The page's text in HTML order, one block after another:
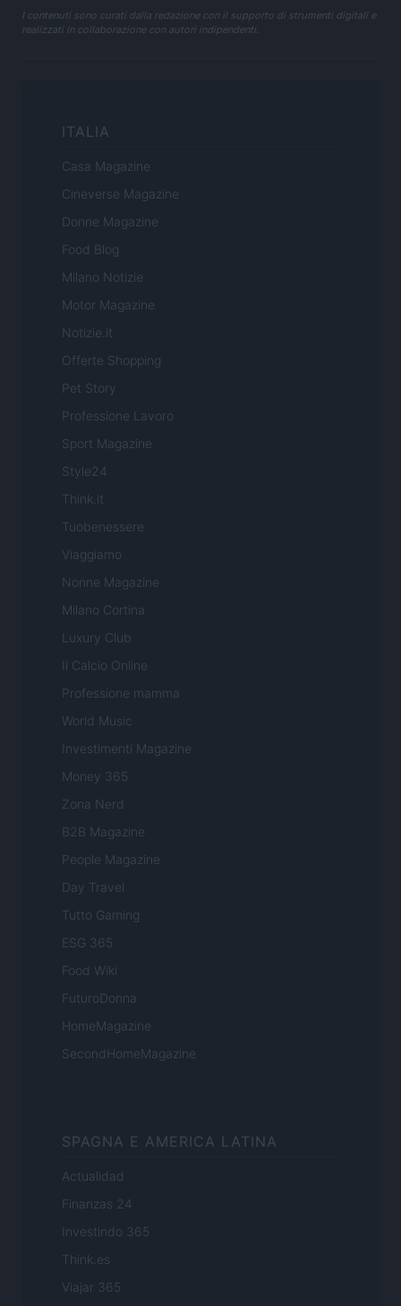
I contenuti sono curati dalla redazione con il supporto di strumenti digitali e
realizzati in collaborazione con autori indipendenti.
ITALIA
Casa Magazine
Cineverse Magazine
Donne Magazine
Food Blog
Milano Notizie
Motor Magazine
Notizie.it
Offerte Shopping
Pet Story
Professione Lavoro
Sport Magazine
Style24
Think.it
Tuobenessere
Viaggiamo
Nonne Magazine
Milano Cortina
Luxury Club
Il Calcio Online
Professione mamma
World Music
Investimenti Magazine
Money 365
Zona Nerd
B2B Magazine
People Magazine
Day Travel
Tutto Gaming
ESG 365
Food Wiki
FuturoDonna
HomeMagazine
SecondHomeMagazine
SPAGNA E AMERICA LATINA
Actualidad
Finanzas 24
Investindo 365
Think.es
Viajar 365